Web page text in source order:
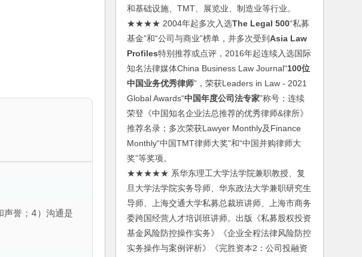
声誉；4）沟通是
和基础设施、TMT、展览业、制造业等行业。
★★★★ 2004年起多次入选The Legal 500“私募
基金”和“公司与商业”榜单，并多次受到Asia Law
Profiles特别推荐或点评，2016年起连续入选国际
知名法律媒体China Business Law Journal“100位
中国业务优秀律师”，荣获Leaders in Law - 2021
Global Awards“中国年度公司法专家”称号；连续
荣登《中国知名企业法总推荐的优秀律师&律所》
推荐名录；多次荣获Lawyer Monthly及Finance
Monthly“中国TMT律师大奖”和“中国并购律师大
奖”等奖项。
★★★★★ 系华东理工大学法学院兼职教授、复
旦大学法学院实务导师、华东政法大学兼职研究生
导师、上海交通大学私募总裁班讲师、上海市商务
委跨国经营人才培训班讲师。出版《私募股权投资
基金风险防控操作实务》《企业全程法律风险防控
实务操作与案例评析》《完胜资本2：公司投融资